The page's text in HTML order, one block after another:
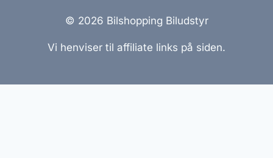
100.00 kr..80.00 kr..
© 2026 Bilshopping Biludstyr
Vi henviser til affiliate links på siden.